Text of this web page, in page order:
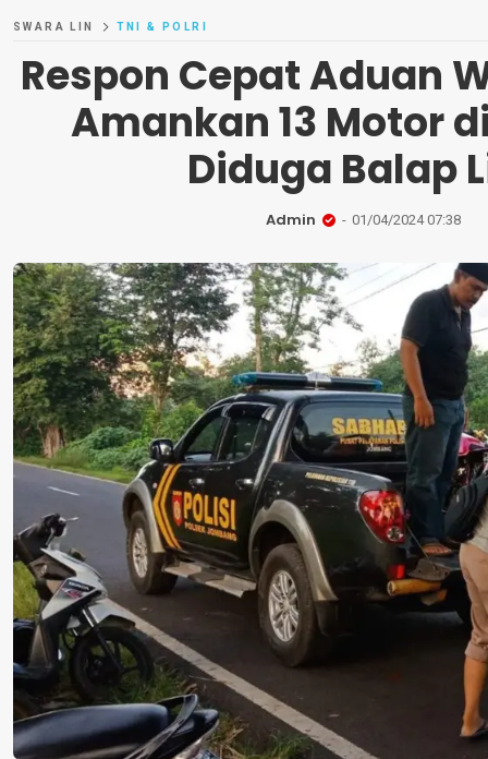
SWARA LIN TNI & POLRI
Respon Cepat Aduan
Amankan 13 Motor
Diduga Balap
Admin 01/04/2024 07:38